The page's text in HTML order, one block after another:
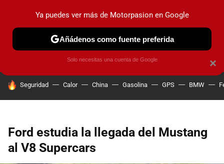
PRUEBAS COCHES ELÉCTRICOS OBSERVATORIO
HOY SE HABLA DE
Seguridad Calor China Gasolina GPS BMW
Ford estudia la llegada del Mustang
al V8 Supercars
×
Ya puedes ver más de Motorpasion en Google
Añádenos como fuente preferida
Solo necesitas una cuenta de Google